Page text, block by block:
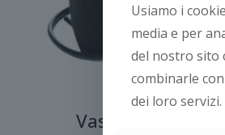
Vasi in tessuto
Usiamo i
media e per
del nostro sito
combinarle
dei loro servizi.